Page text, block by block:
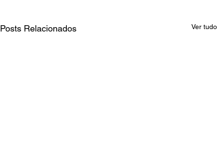
Posts Relacionados Ver tudo